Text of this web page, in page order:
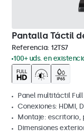
Pantalla Táctil
Referencia: 12TS7
100+ uds. en
Panel multitáctil Full
Conexiones: HDMI,
Montaje: escritorio,
Dimensiones